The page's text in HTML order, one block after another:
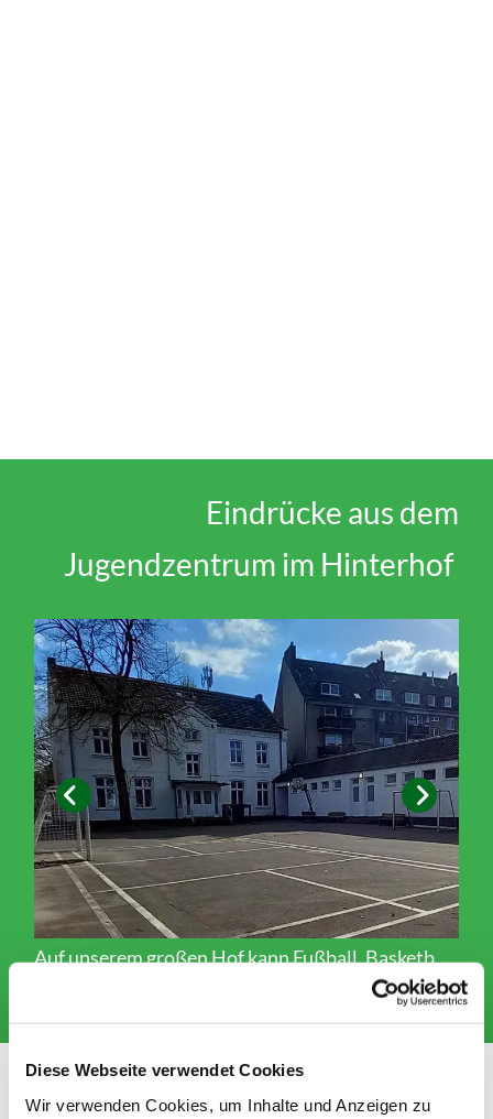
Diese Webseite verwendet Cookies
Wir verwenden Cookies, um Inhalte und Anzeigen zu
Eindrücke aus dem
Jugendzentrum im Hinterhof
Auf unserem großen Hof kann Fußball, Basketball, Volleyball und vieles mehr gespielt werden; Foto: evdus In
Kulturrucksack NRW